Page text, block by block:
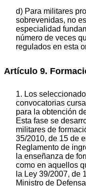
d) Para militares
sobrevenidas, no
especialidad
número de veces
regulados en esta
Artículo 9.
1. Los
convocatorias
para la obtención
Esta fase se
militares de
35/2010, de 15 de
Reglamento de
la enseñanza de
como en aquellos
la Ley 39/2007, de
Ministro de